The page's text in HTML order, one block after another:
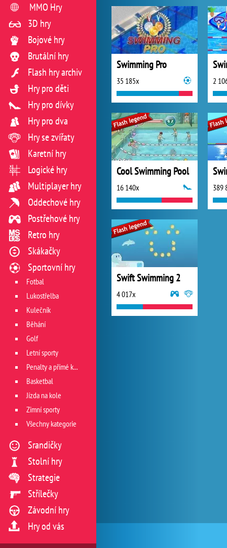
Swimming Pro
35 185x 2
Cool Swimming Pool
16 140x 389
Swift Swimming 2
4 017x
MMO Hry
3D hry
Bojové hry
Brutální hry
Flash hry archiv
Hry pro děti
Hry pro dívky
Hry pro dva
Hry se zvířaty
Karetní hry
Logické hry
Multiplayer hry
Oddechové hry
Postřehové hry
Retro hry
Skákačky
Sportovní hry
Fotbal
Lukostřelba
Kulečník
Běhání
Golf
Letní sporty
Penalty a přímé kopy
Basketbal
Jízda na kole
Zimní sporty
Všechny kategorie
Srandičky
Stolní hry
Strategie
Střílečky
Závodní hry
Hry od vás